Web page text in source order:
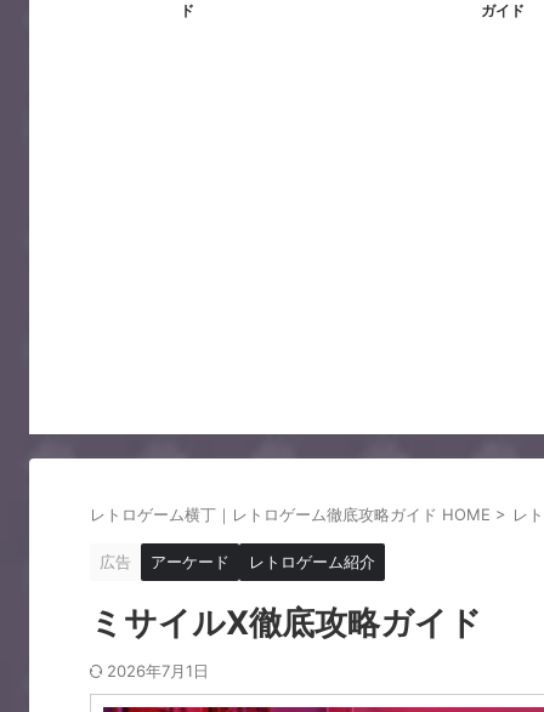
レトロゲーム横丁｜レトロゲーム徹底攻略ガイド HOME > レ
広告 アーケード レトロゲーム紹介
ミサイルX徹底攻略ガイド
2026年7月1日